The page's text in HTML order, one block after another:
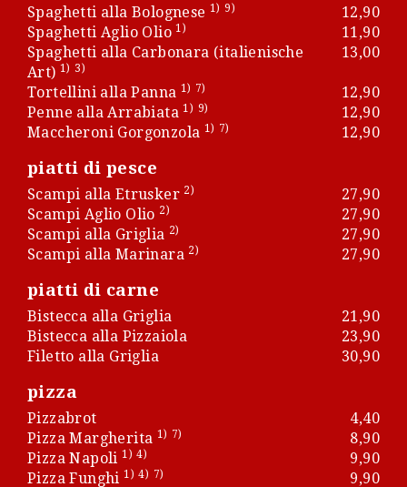
Spaghetti alla Bolognese 1) 9)
12,90
Spaghetti Aglio Olio 1)
11,90
Spaghetti alla Carbonara (italienische
Art) 1) 3)
13,00
Tortellini alla Panna 1) 7)
12,90
Penne alla Arrabiata 1) 9)
12,90
Maccheroni Gorgonzola 1) 7) 12,90
piatti di pesce
Scampi alla Etrusker 2)
27,90
Scampi Aglio Olio 2)
27,90
Scampi alla Griglia 2)
27,90
Scampi alla Marinara 2) 27,90
piatti di carne
Bistecca alla Griglia
21,90
Bistecca alla Pizzaiola
23,90
Filetto alla Griglia
30,90
pizza
Pizzabrot
4,40
Pizza Margherita 1) 7)
8,90
Pizza Napoli 1) 4)
9,90
Pizza Funghi 1) 4) 7) 9,90